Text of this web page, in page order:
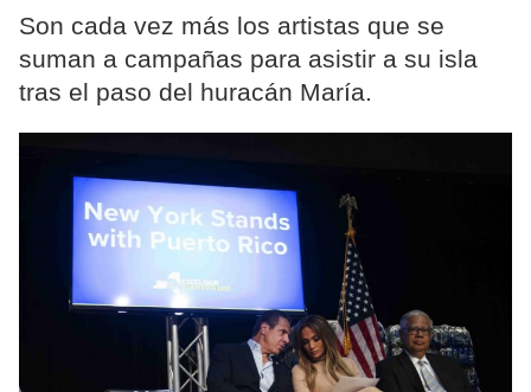
Son cada vez más los artistas que se
suman a campañas para asistir a su isla
tras el paso del huracán María.